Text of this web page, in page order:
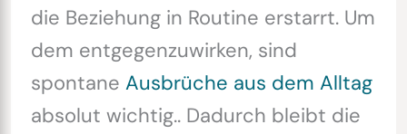
die Beziehung in Routine erstarrt. Um
dem entgegenzuwirken, sind
spontane Ausbrüche aus dem Alltag
absolut wichtig.. Dadurch bleibt die